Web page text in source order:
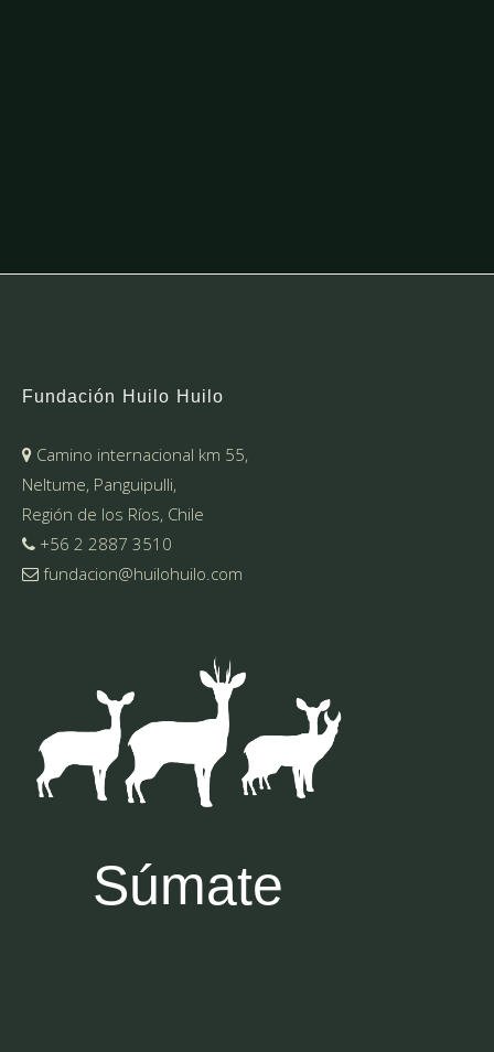
Fundación Huilo Huilo
Camino internacional km 55,
Neltume, Panguipulli,
Región de los Ríos, Chile
+56 2 2887 3510
fundacion@huilohuilo.com
Súmate